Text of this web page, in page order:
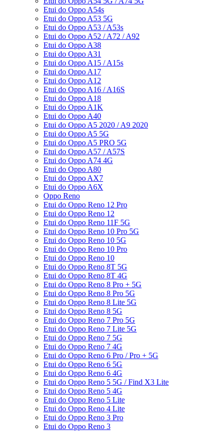
Etui do Oppo A54s
Etui do Oppo A53 5G
Etui do Oppo A53 / A53s
Etui do Oppo A52 / A72 / A92
Etui do Oppo A38
Etui do Oppo A31
Etui do Oppo A15 / A15s
Etui do Oppo A17
Etui do Oppo A12
Etui do Oppo A16 / A16S
Etui do Oppo A18
Etui do Oppo A1K
Etui do Oppo A40
Etui do Oppo A5 2020 / A9 2020
Etui do Oppo A5 5G
Etui do Oppo A5 PRO 5G
Etui do Oppo A57 / A57S
Etui do Oppo A74 4G
Etui do Oppo A80
Etui do Oppo AX7
Etui do Oppo A6X
Oppo Reno
Etui do Oppo Reno 12 Pro
Etui do Oppo Reno 12
Etui do Oppo Reno 11F 5G
Etui do Oppo Reno 10 Pro 5G
Etui do Oppo Reno 10 5G
Etui do Oppo Reno 10 Pro
Etui do Oppo Reno 10
Etui do Oppo Reno 8T 5G
Etui do Oppo Reno 8T 4G
Etui do Oppo Reno 8 Pro + 5G
Etui do Oppo Reno 8 Pro 5G
Etui do Oppo Reno 8 Lite 5G
Etui do Oppo Reno 8 5G
Etui do Oppo Reno 7 Pro 5G
Etui do Oppo Reno 7 Lite 5G
Etui do Oppo Reno 7 5G
Etui do Oppo Reno 7 4G
Etui do Oppo Reno 6 Pro / Pro + 5G
Etui do Oppo Reno 6 5G
Etui do Oppo Reno 6 4G
Etui do Oppo Reno 5 5G / Find X3 Lite
Etui do Oppo Reno 5 4G
Etui do Oppo Reno 5 Lite
Etui do Oppo Reno 4 Lite
Etui do Oppo Reno 3 Pro
Etui do Oppo Reno 3